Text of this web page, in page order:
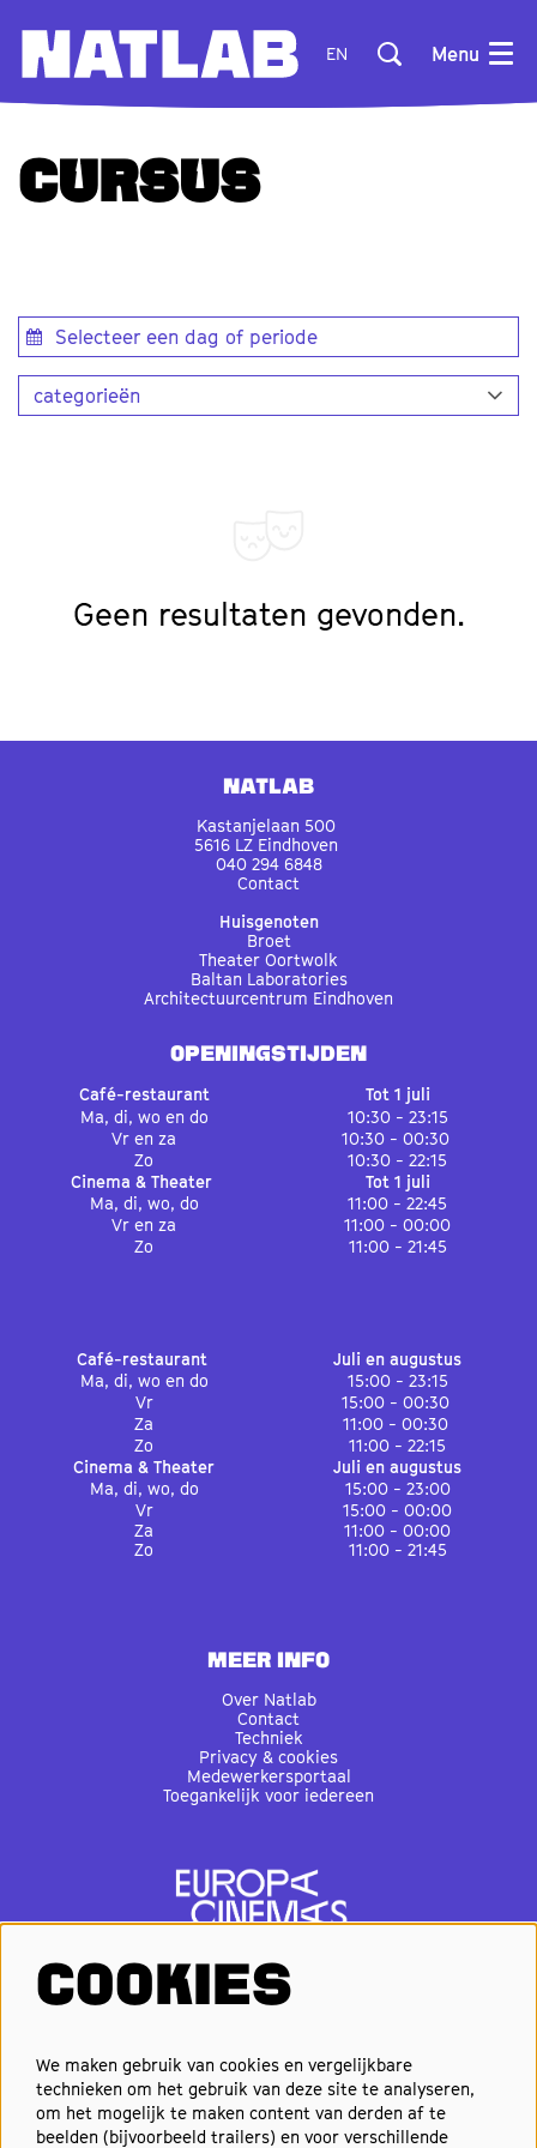
EN Menu
CURSUS
categorieën
Geen resultaten gevonden.
Natlab
Kastanjelaan 500
5616 LZ Eindhoven
040 294 6848
Contact
Huisgenoten
Broet
Theater Oortwolk
Baltan Laboratories
Architectuurcentrum Eindhoven
OPENINGSTIJDEN
Café-restaurant
Tot 1 juli
Ma, di, wo en do
10:30 - 23:15
Vr en za
10:30 - 00:30
Zo
10:30 - 22:15
Cinema & Theater
Tot 1 juli
Ma, di, wo, do
11:00 - 22:45
Vr en za
11:00 - 00:00
Zo
11:00 - 21:45
Café-restaurant
Juli en augustus
Ma, di, wo en do
15:00 - 23:15
Vr
15:00 - 00:30
Za
11:00 - 00:30
Zo
11:00 - 22:15
Cinema & Theater
Juli en augustus
Ma, di, wo, do
15:00 - 23:00
Vr
15:00 - 00:00
Za
11:00 - 00:00
Zo
11:00 - 21:45
MEER INFO
Over Natlab
Contact
Techniek
Privacy & cookies
Medewerkersportaal
Toegankelijk voor iedereen
Elke week de beste films en
COOKIES
We maken gebruik van cookies en vergelijkbare
technieken om het gebruik van deze site te analyseren,
om het mogelijk te maken content van derden af te
beelden (bijvoorbeeld trailers) en voor verschillende